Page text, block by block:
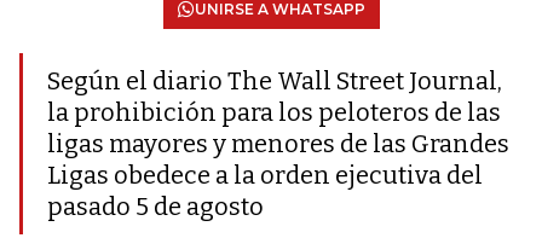
UNIRSE A WHATSAPP
Según el diario The Wall Street Journal,
la prohibición para los peloteros de las
ligas mayores y menores de las Grandes
Ligas obedece a la orden ejecutiva del
pasado 5 de agosto